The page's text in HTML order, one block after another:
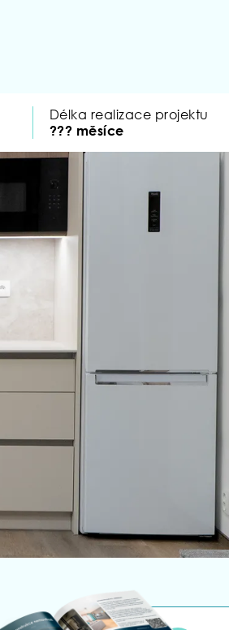
Délka realizace projektu
??? měsíce